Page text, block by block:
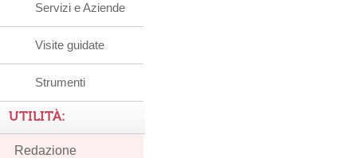
Servizi e Aziende
Visite guidate
Strumenti
UTILITÀ:
Redazione